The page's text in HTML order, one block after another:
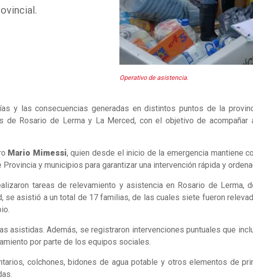
Operativo de asistencia.
y las consecuencias generadas en distintos puntos de la
de Rosario de Lerma y La Merced, con el objetivo de
Mario Mimessi, quien desde el inicio de la emergencia mantiene
y municipios para garantizar una intervención rápida y
tareas de relevamiento y asistencia en Rosario de Lerma,
se asistió a un total de 17 familias, de las cuales siete fueron
asistidas. Además, se registraron intervenciones puntuales que
por parte de los equipos sociales.
colchones, bidones de agua potable y otros elementos de